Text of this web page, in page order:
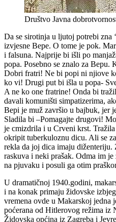
Društvo Javna
Da se sirotinja u ljutoj potrebi zna
izvjesne Bepe. O tome je pok.
i falsuna. Najprije bi išli po
popa. Posebno se znalo za Bepu.
Dobri fratri! Ne bi popi ni njiove
ko vi! Drugi put bi išla u popa-
A ne ko one fratrine! Onda bi
davali komuništi simpatizerima,
Bepi je muž završio u bajbuk, jer
Sladila bi –Pomagajte drugovi!
je cmizdrila i u Crveni krst. Tražila
okripit tuberkuloznu dicu. Ali se
rekla da joj dica imaju
raskuva i neki prašak. Odma im
na pjuvaku i posuli ga otim
U dramatičnoj 1940.godini,
i na konak primaju židovske
vremena ovde u Makarskoj jedna
poćerana od Hitlerovog režima iz
Židovska općina iz Zagreba i